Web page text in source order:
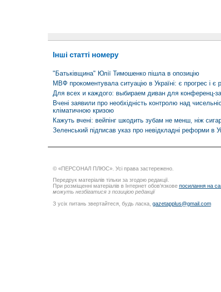
Інші статті номеру
"Батьківщина" Юлії Тимошенко пішла в опозицію
МВФ прокоментувала ситуацію в Україні: є прогрес і є
Для всех и каждого: выбираем диван для конференц-
Вчені заявили про необхідність контролю над
кліматичною кризою
Кажуть вчені: вейпінг шкодить зубам не менш, ніж
Зеленський підписав указ про невідкладні реформи в
© «ПЕРСОНАЛ ПЛЮС». Усі права застережено.
Передрук матеріалів тільки за згодою редакції.
При розміщенні матеріалів в Інтернет обов’язкове посилання на
можуть незбігатися з позицією редакції
З усіх питань звертайтеся, будь ласка, gazetapplus@gmail.com